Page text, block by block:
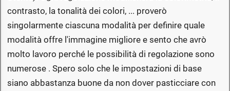
contrasto, la tonalità dei colori, ... proverò
singolarmente ciascuna modalità per definire quale
modalità offre l'immagine migliore e sento che avrò
molto lavoro perché le possibilità di regolazione sono
numerose . Spero solo che le impostazioni di base
siano abbastanza buone da non dover pasticciare con